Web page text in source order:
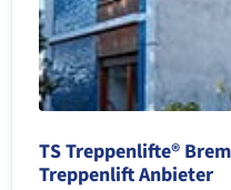
TS Treppenlifte®
Treppenlift Anbieter